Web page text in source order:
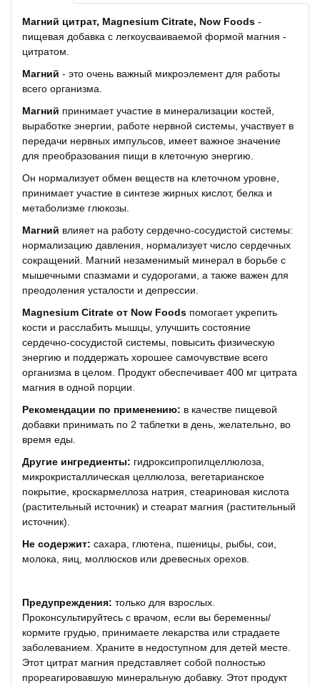
Магний цитрат, Magnesium Citrate, Now Foods -
пищевая добавка с легкоусваиваемой формой магния -
цитратом.
Магний - это очень важный микроэлемент для работы
всего организма.
Магний принимает участие в минерализации костей,
выработке энергии, работе нервной системы, участвует в
передачи нервных импульсов, имеет важное значение
для преобразования пищи в клеточную энергию.
Он нормализует обмен веществ на клеточном уровне,
принимает участие в синтезе жирных кислот, белка и
метаболизме глюкозы.
Магний влияет на работу сердечно-сосудистой системы:
нормализацию давления, нормализует число сердечных
сокращений. Магний незаменимый минерал в борьбе с
мышечными спазмами и судорогами, а также важен для
преодоления усталости и депрессии.
Magnesium Citrate от Now Foods помогает укрепить
кости и расслабить мышцы, улучшить состояние
сердечно-сосудистой системы, повысить физическую
энергию и поддержать хорошее самочувствие всего
организма в целом. Продукт обеспечивает 400 мг цитрата
магния в одной порции.
Рекомендации по применению: в качестве пищевой
добавки принимать по 2 таблетки в день, желательно, во
время еды.
Другие ингредиенты: гидроксипропилцеллюлоза,
микрокристаллическая целлюлоза, вегетарианское
покрытие, кроскармеллоза натрия, стеариновая кислота
(растительный источник) и стеарат магния (растительный
источник).
Не содержит: сахара, глютена, пшеницы, рыбы, сои,
молока, яиц, моллюсков или древесных орехов.
Предупреждения: только для взрослых.
Проконсультируйтесь с врачом, если вы беременны/
кормите грудью, принимаете лекарства или страдаете
заболеванием. Храните в недоступном для детей месте.
Этот цитрат магния представляет собой полностью
прореагировавшую минеральную добавку. Этот продукт